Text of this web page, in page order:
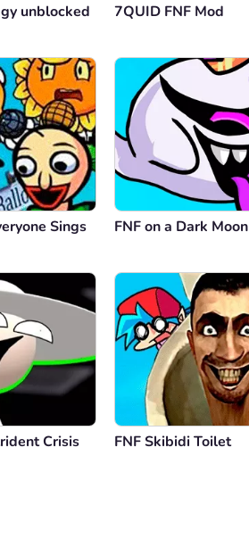
unblocked 7QUID FNF Mod
Sings
FNF on a Dark Moon
Crisis FNF Skibidi Toilet